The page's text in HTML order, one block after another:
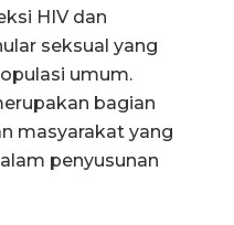
HIV dan
seksual yang
umum.
bagian
masyarakat yang
penyusunan